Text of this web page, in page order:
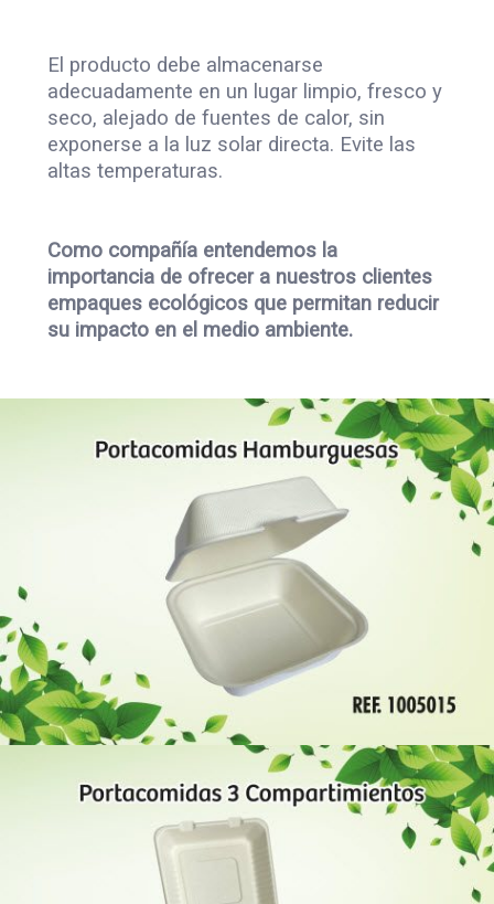
El producto debe almacenarse
adecuadamente en un lugar limpio, fresco y
seco, alejado de fuentes de calor, sin
exponerse a la luz solar directa. Evite las
altas temperaturas.
Como compañía entendemos la
importancia de ofrecer a nuestros clientes
empaques ecológicos que permitan reducir
su impacto en el medio ambiente.